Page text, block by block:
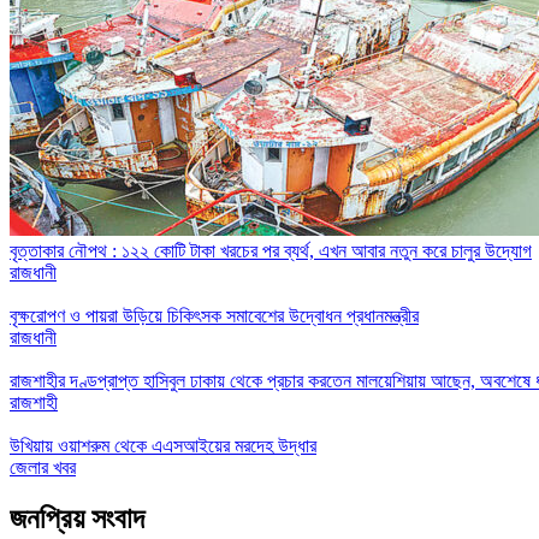
বৃত্তাকার নৌপথ : ১২২ কোটি টাকা খরচের পর ব্যর্থ, এখন আবার নতুন করে চালুর উদ্যোগ
রাজধানী
বৃক্ষরোপণ ও পায়রা উড়িয়ে চিকিৎসক সমাবেশের উদ্বোধন প্রধানমন্ত্রীর
রাজধানী
রাজশাহীর দণ্ডপ্রাপ্ত হাসিবুল ঢাকায় থেকে প্রচার করতেন মালয়েশিয়ায় আছেন, অবশেষে
রাজশাহী
উখিয়ায় ওয়াশরুম থেকে এএসআইয়ের মরদেহ উদ্ধার
জেলার খবর
জনপ্রিয় সংবাদ